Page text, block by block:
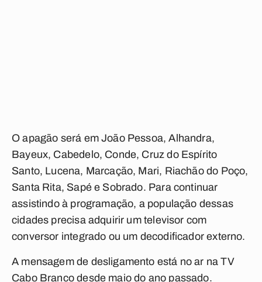
O apagão será em João Pessoa, Alhandra,
Bayeux, Cabedelo, Conde, Cruz do Espírito
Santo, Lucena, Marcação, Mari, Riachão do Poço,
Santa Rita, Sapé e Sobrado. Para continuar
assistindo à programação, a população dessas
cidades precisa adquirir um televisor com
conversor integrado ou um decodificador externo.
A mensagem de desligamento está no ar na TV
Cabo Branco desde maio do ano passado.